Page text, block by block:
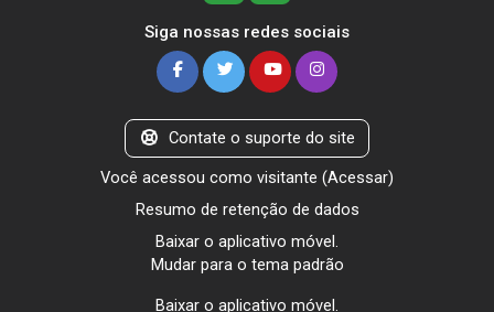
Siga nossas redes sociais
Contate o suporte do site
Você acessou como visitante (Acessar)
Resumo de retenção de dados
Baixar o aplicativo móvel.
Mudar para o tema padrão
Baixar o aplicativo móvel.